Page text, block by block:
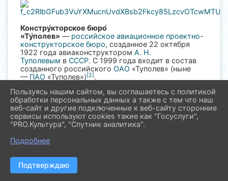
Констру́кторское бюро́
«Ту́полев» — российское авиационное проектно-
конструкторское бюро, созданное 22 октября
1922 года авиаконструктором А. Н.
Туполевым в СССР. С 1999 года входит в состав
созданного российского ОАО «Туполев» (ныне
— ПАО «Туполев»)[2].
За 97 лет существования в стенах ОКБ «Туполев»
разработано более 300 проектов различных типов
летательных аппаратов, малых судов и аэросаней.
Около 90 проектов были реализованы в металле, а
более 50 находились в серийном производстве.
самолётах этого КБ было установлено около 280
грузоподъёмности.
ПАО «Туполев» занимается разработкой,
Пользуясь нашим сайтом, вы соглашаетесь с политикой
обработки персональных данных а также с тем что наш
веб-сайт и другие подключенные к веб-сайту сторонние
сервисы используют cookies такие как "Госуслуги",
"PRO.Культура", "Спутник аналитика".
Подробнее
Подтверждаю